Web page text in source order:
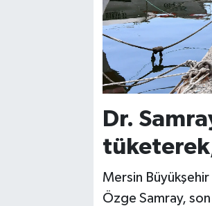
Dr.
tüketerek,
Mersin Büyükşehir
Özge Samray, son